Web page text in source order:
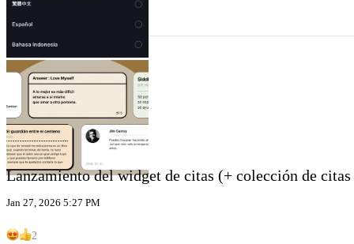
Lanzamiento del widget de citas (+ colección de
Jan 27, 2026 5:27 PM
2